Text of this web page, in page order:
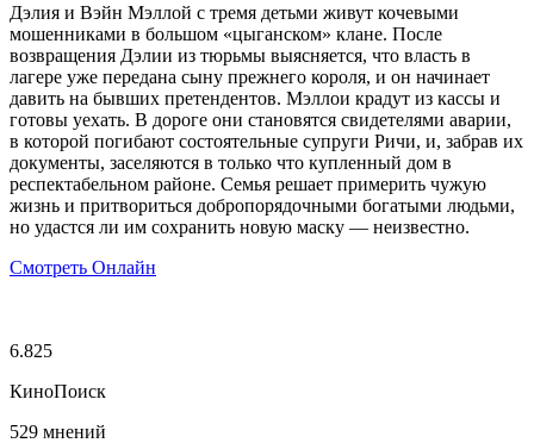
Дэлия и Вэйн Мэллой с тремя детьми живут кочевыми
мошенниками в большом «цыганском» клане. После
возвращения Дэлии из тюрьмы выясняется, что власть в
лагере уже передана сыну прежнего короля, и он начинает
давить на бывших претендентов. Мэллои крадут из кассы и
готовы уехать. В дороге они становятся свидетелями аварии,
в которой погибают состоятельные супруги Ричи, и, забрав их
документы, заселяются в только что купленный дом в
респектабельном районе. Семья решает примерить чужую
жизнь и притвориться добропорядочными богатыми людьми,
но удастся ли им сохранить новую маску — неизвестно.
Смотреть Онлайн
6.825
КиноПоиск
529 мнений